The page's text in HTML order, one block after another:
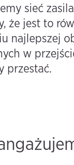
sieć
że jest to
najlepszej
w
przestać.